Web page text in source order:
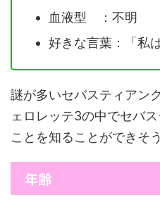
血液型 ：不明
好きな言葉：「私は
謎が多いセバスティアン
ェロレッテ3の中でセバ
ことを知ることができそ
年齢